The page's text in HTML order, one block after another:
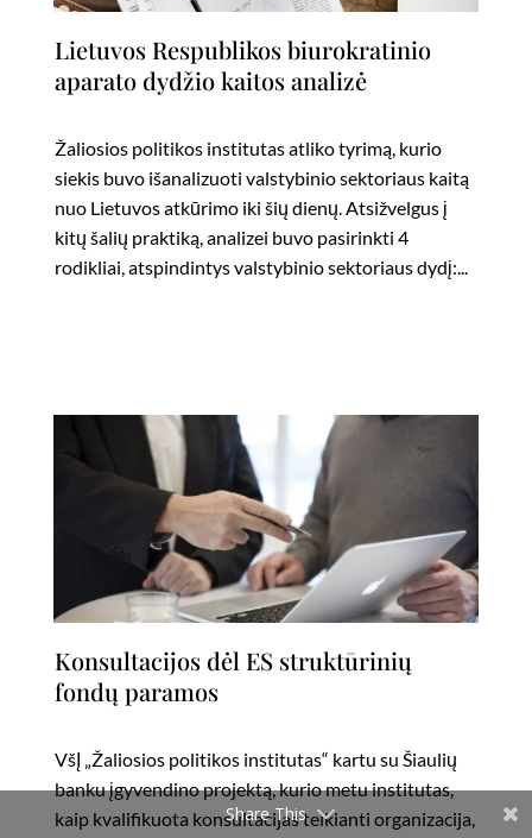
Lietuvos Respublikos biurokratinio
aparato dydžio kaitos analizė
Žaliosios politikos institutas atliko tyrimą, kurio
siekis buvo išanalizuoti valstybinio sektoriaus kaitą
nuo Lietuvos atkūrimo iki šių dienų. Atsižvelgus į
kitų šalių praktiką, analizei buvo pasirinkti 4
rodikliai, atspindintys valstybinio sektoriaus dydį:...
Konsultacijos dėl ES struktūrinių
fondų paramos
VšĮ „Žaliosios politikos institutas“ kartu su Šiaulių
banku įgyvendino projektą, kurio metu institutas,
kaip kvalifikuota konsultacijas teikianti organizacija,
Share This